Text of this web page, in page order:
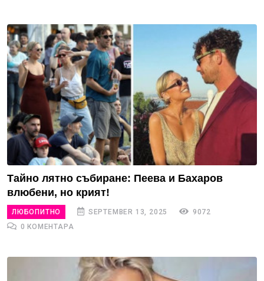
Тайно лятно събиране: Пеева и Бахаров
влюбени, но крият!
ЛЮБОПИТНО SEPTEMBER 13, 2025
9072
0 КОМЕНТАРА